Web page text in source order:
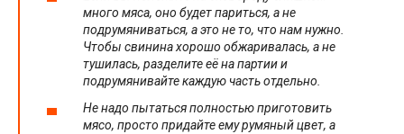
много мяса, оно будет париться, а не
подрумяниваться, а это не то, что нам нужно.
Чтобы свинина хорошо обжаривалась, а не
тушилась, разделите её на партии и
подрумянивайте каждую часть отдельно.
Не надо пытаться полностью приготовить
мясо, просто придайте ему румяный цвет, а